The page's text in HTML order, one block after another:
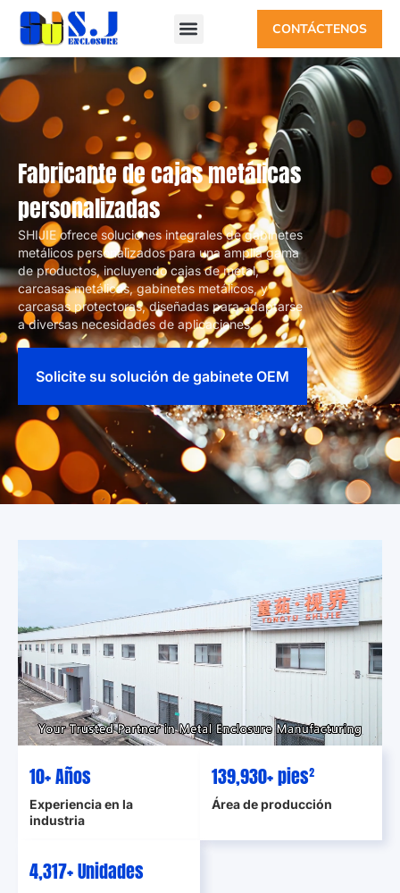
CONTÁCTENOS
Fabricante de cajas metálicas
personalizadas
SHIJIE ofrece soluciones integrales de gabinetes
metálicos personalizados para una amplia gama
de productos, incluyendo cajas de metal,
carcasas metálicas, gabinetes metálicos, y
carcasas protectoras, diseñadas para adaptarse
a diversas necesidades de aplicaciones.
Solicite su solución de gabinete OEM
Experiencia en la
industria
10+ Años
Área de producción
139,930+ pies²
5,000+ Unidades